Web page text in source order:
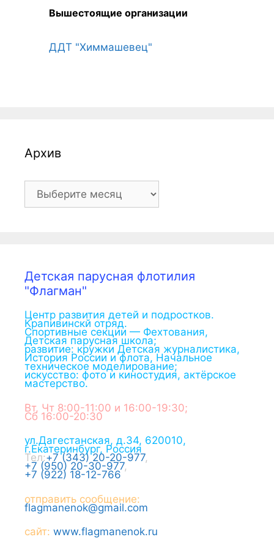
Вышестоящие организации
ДДТ "Химмашевец"
Архив
Архив
Детская парусная флотилия
"Флагман"
Центр развития детей и подростков.
Крапивинскй отряд.
Спортивные секции — Фехтования,
Детская парусная школа;
развитие: кружки Детская журналистика,
История России и флота, Начальное
техническое моделирование;
искусство: фото и киностудия, актёрское
мастерство.
Вт, Чт 8:00-11:00 и 16:00-19:30;
Сб 16:00-20:30
ул.Дагестанская, д.34, 620010,
г.Екатеринбург, Россия
Тел:+7 (343) 20-20-977,
+7 (950) 20-30-977,
+7 (922) 18-12-766
отправить сообщение:
flagmanenok@gmail.com
сайт: www.flagmanenok.ru